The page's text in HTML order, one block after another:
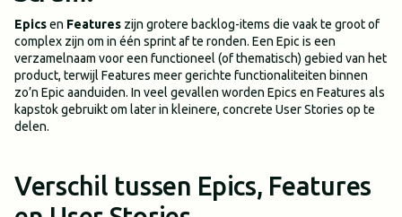
Epicsen Features zijn grotere backlog-items die vaak te groot of
complex zijn om in één sprint af te ronden. Een Epic is een
verzamelnaam voor een functioneel (of thematisch) gebied van het
product, terwijl Features meer gerichte functionaliteiten binnen
zo’n Epic aanduiden. In veel gevallen worden Epics en Features als
kapstok gebruikt om later in kleinere, concrete User Stories op te
delen.
Verschil tussen Epics, Features